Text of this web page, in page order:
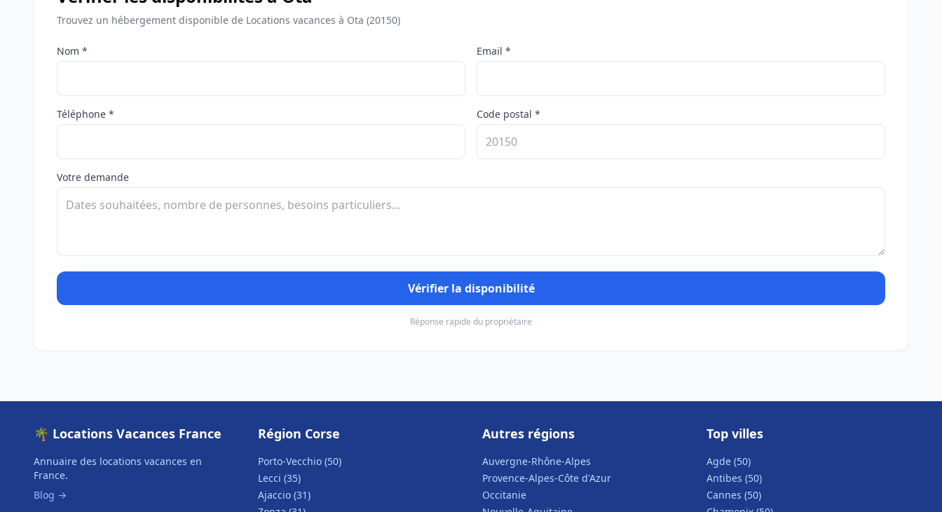
Trouvez un hébergement disponible de Locations vacances à Ota (20150)
Nom * Email *
Téléphone * Code postal *
Votre demande
Vérifier la disponibilité
Réponse rapide du propriétaire
🌴 Locations Vacances France
Annuaire des locations vacances en
France.
Blog →
Région Corse
Porto-Vecchio (50)
Lecci (35)
Ajaccio (31)
Autres régions
Auvergne-Rhône-Alpes
Provence-Alpes-Côte d'Azur
Occitanie
Top villes
Agde (50)
Antibes (50)
Cannes (50)